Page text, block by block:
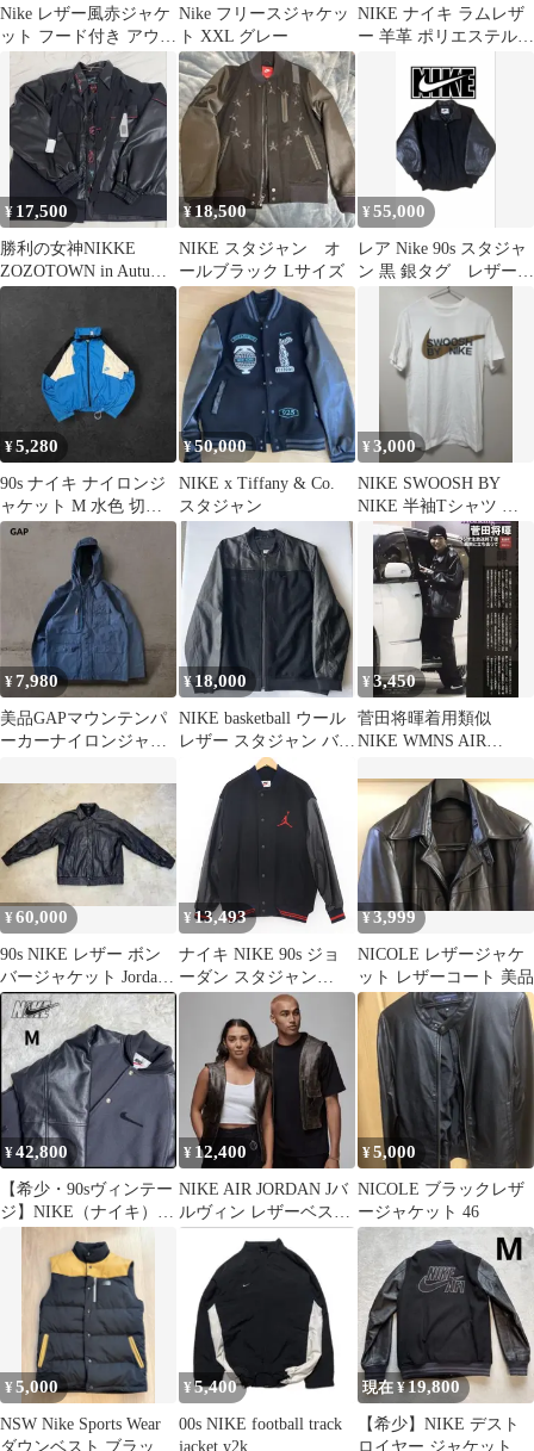
Nike レザー風赤ジャケ
ット フード付き アウタ
Nike フリースジャケッ
ト XXL グレー
NIKE ナイキ ラムレザ
ー 羊革 ポリエステル
ット ブラック系 M【中
¥ 17,500
勝利の女神NIKKE
ZOZOTOWN in Autumn
2025 ジャケット
¥ 18,500
NIKE スタジャン オ
ールブラック Lサイズ
¥55,000
レア Nike 90s スタジャ
ン 黒 銀タグ レザー/
¥5,280
90s ナイキ ナイロンジ
ャケット M 水色 切替
ボックス 短丈 フルジョ
¥50,000
NIKE x Tiffany & Co.
スタジャン
¥3,000
NIKE SWOOSH BY
NIKE 半袖Tシャツ ホ
ワイト
¥7,980
美品GAPマウンテンパ
ーカーナイロンジャケ
イビーアウトドア
¥18,000
NIKE basketball ウール
レザー スタジャン バー
シティジャケット
¥3,450
菅田将暉着用類似
NIKE WMNS AIR
¥60,000
90s NIKE レザー ボン
バージャケット Jordan
ブラック レア
¥13,493
ナイキ NIKE 90s ジョ
ーダン スタジャン
JORDAN 23 レザー他
ブラック 表示サイズ
105 XL メンズ 【yy】
【中古】
4000064801600101
¥3,999
NICOLE レザージャケ
ット レザーコート 美品
¥42,800
【希少・90sヴィンテー
ジ】NIKE（ナイキ）袖
レザースタジャン L相
¥ 12,400
NIKE AIR JORDAN Jバ
ルヴィン レザーベスト
100%牛革
¥5,000
NICOLE ブラックレザ
ージャケット 46
¥5,000
NSW Nike Sports Wear
ダウンベスト ブラック
¥5,400
00s NIKE football track
jacket y2k
現在 ¥19,800
【希少】NIKE デスト
ロイヤー ジャケット